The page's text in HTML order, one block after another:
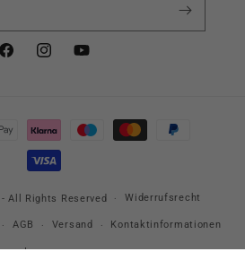
FacebookInstagramYouTube
- All Rights Reserved Widerrufsrecht
AGB Versand Kontaktinformationen
Impressum